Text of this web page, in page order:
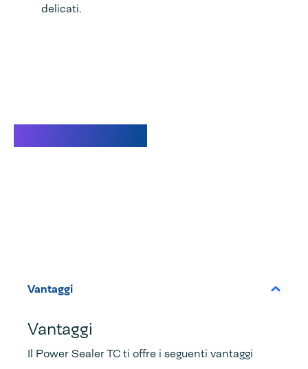
delicati.
Vantaggi
Vantaggi
Il Power Sealer TC ti offre i seguenti vantaggi